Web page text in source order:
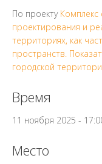
По проекту Комплекс
проектирования и
территориях, как
пространств.
городской
Время
11 ноября 2025 -
Место